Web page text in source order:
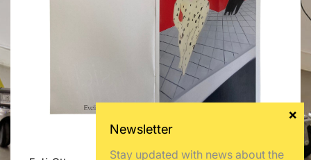
Stay updated with news about the